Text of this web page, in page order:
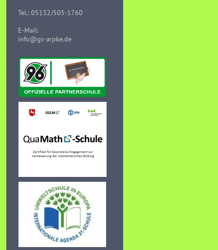
Tel.: 05132/505-1760
E-Mail:
info@gs-arpke.de